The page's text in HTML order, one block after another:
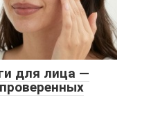
для лица —